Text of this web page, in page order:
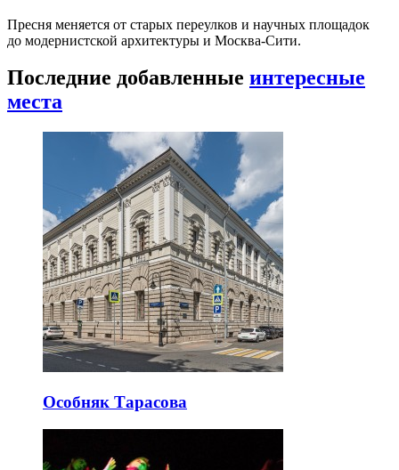
Пресня меняется от старых переулков и научных площадок
до модернистской архитектуры и Москва-Сити.
Последние добавленные интересные
места
Особняк Тарасова